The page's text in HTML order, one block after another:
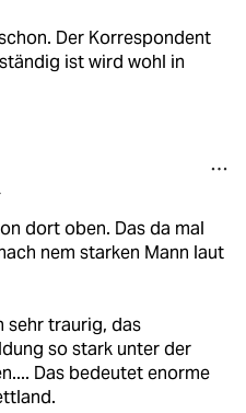
Der Korrespondent
ist wird wohl in
dort oben. Das da mal
nem starken Mann laut
sehr traurig, das
so stark unter der
Das bedeutet enorme